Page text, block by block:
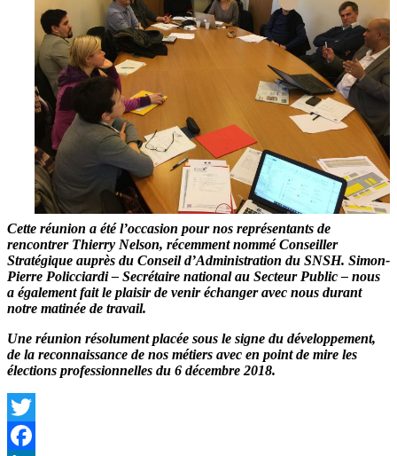
Cette réunion a été l’occasion pour nos représentants de
rencontrer Thierry Nelson, récemment nomméConseiller
Stratégique auprès du Conseil d’Administration du SNSH. Simon-
Pierre Policciardi– Secrétaire national au Secteur Public– nous
a également fait le plaisir de venir échanger avec nous durant
notre matinée de travail.
Une réunion résolument placée sous le signe du développement,
de la reconnaissance de nos métiers avec en point de mire les
élections professionnelles du 6 décembre 2018.
Twitter